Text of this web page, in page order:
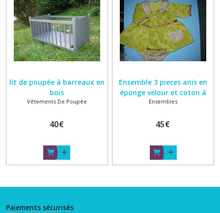
lit de poupée à barreaux en
bois
Vêtements De Poupée
40€
Ensemble 3 pieces anis en
éponge velour et coton à
fleurettes 3 mois
Ensembles
45€
Paiements sécurisés